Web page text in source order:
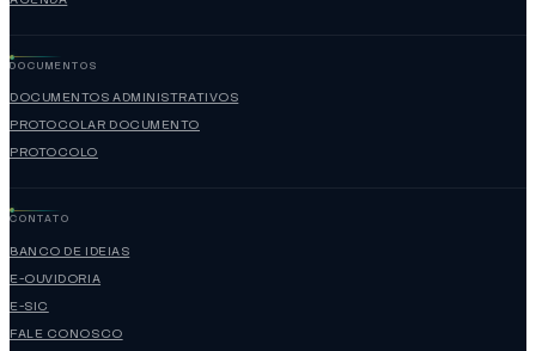
DOCUMENTOS
DOCUMENTOS ADMINISTRATIVOS
PROTOCOLAR DOCUMENTO
PROTOCOLO
CONTATO
BANCO DE IDEIAS
E-OUVIDORIA
E-SIC
FALE CONOSCO